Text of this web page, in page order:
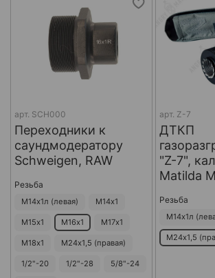
арт. SCH000
Переходники к
саундмодератору
Schweigen, RAW
Резьба
М14х1л (левая) М14х1
М15х1 М16х1 М17х1
М18х1 М24х1,5 (правая)
1/2"-20 1/2"-28 5/8"-24
арт. Z-7
ДТКП
"Z-7",
Matilda
Резьба
М14х1л
М24х1,5